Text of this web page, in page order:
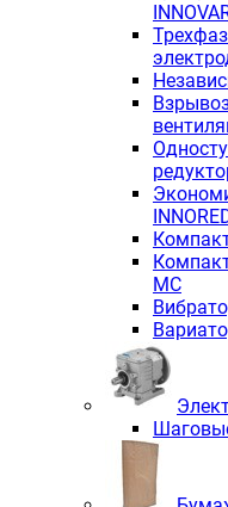
MC